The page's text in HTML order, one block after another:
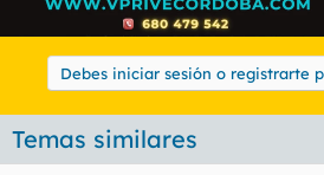
Debes iniciar sesión o registrarte
Temas similares